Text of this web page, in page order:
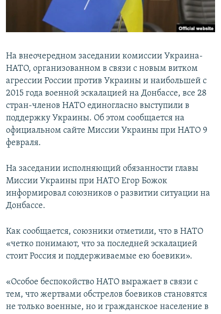
ПОБЕДИТЕЛЕЙ НЕ СУДЯТ?
КРЫМ.НЕПОКОРЕННЫЙ
УКРАИНСКАЯ ПРОБЛЕМА КРЫМА
ПРИСОЕДИНЯЙТЕСЬ!
Все сайты RFE/RL
На внеочередном заседании комиссии Украина-
НАТО, организованном в связи с новым витком
агрессии России против Украины и наибольшей с
2015 года военной эскалацией на Донбассе, все 28
стран-членов НАТО единогласно выступили в
поддержку Украины. Об этом сообщается на
официальном сайте Миссии Украины при НАТО 9
февраля.
На заседании исполняющий обязанности главы
Миссии Украины при НАТО Егор Божок
информировал союзников о развитии ситуации на
Донбассе.
Как сообщается, союзники отметили, что в НАТО
«четко понимают, что за последней эскалацией
стоит Россия и поддерживаемые ею боевики».
«Особое беспокойство НАТО выражает в связи с
тем, что жертвами обстрелов боевиков становятся
не только военные, но и гражданское население в